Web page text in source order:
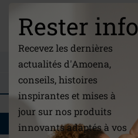
Rester
Recevez les dernières
actualités d'Amoena,
conseils, histoires
inspirantes et mises à
jour sur nos produits
innovants adaptés à vos
/be-fr/a-notre-propos/
Mode d'emploi
POSER UNE
VOUS